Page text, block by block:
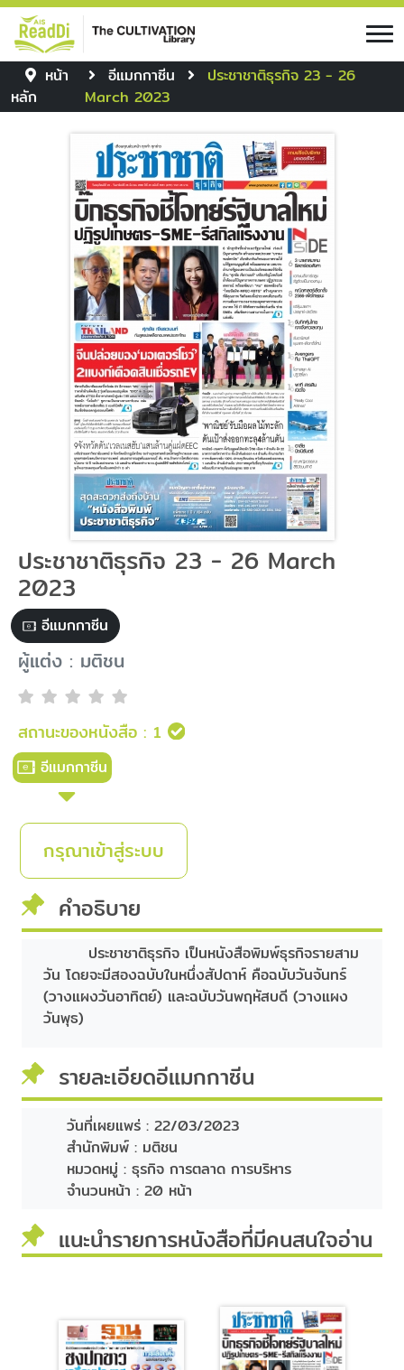
หน้า
หลัก
อีแมกกาซีน
ประชาชาติธุรกิจ 23 - 26
March 2023
ประชาชาติธุรกิจ 23 - 26 March
2023
อีแมกกาซีน
ผู้แต่ง : มติชน
สถานะของหนังสือ : 1
อีแมกกาซีน
กรุณาเข้าสู่ระบบ
คำอธิบาย
ประชาชาติธุรกิจ เป็นหนังสือพิมพ์ธุรกิจรายสาม
วัน โดยจะมีสองฉบับในหนึ่งสัปดาห์ คือฉบับวันจันทร์
(วางแผงวันอาทิตย์) และฉบับวันพฤหัสบดี (วางแผง
วันพุธ)
รายละเอียดอีแมกกาซีน
วันที่เผยแพร่ : 22/03/2023
สำนักพิมพ์ : มติชน
หมวดหมู่ : ธุรกิจ การตลาด การบริหาร
จำนวนหน้า : 20 หน้า
แนะนำรายการหนังสือที่มีคนสนใจอ่าน